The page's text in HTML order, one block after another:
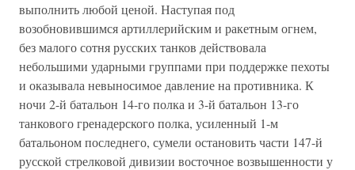
выполнить любой ценой. Наступая под
возобновившимся артиллерийским и ракетным огнем,
без малого сотня русских танков действовала
небольшими ударными группами при поддержке пехоты
и оказывала невыносимое давление на противника. К
ночи 2-й батальон 14-го полка и 3-й батальон 13-го
танкового гренадерского полка, усиленный 1-м
батальоном последнего, сумели остановить части 147-й
русской стрелковой дивизии восточное возвышенности у